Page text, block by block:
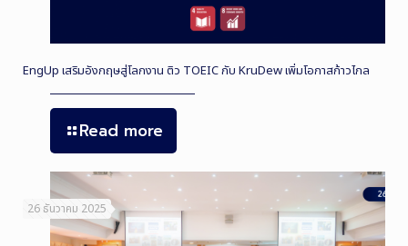
EngUp เสริมอังกฤษสู่โลกงาน ติว TOEIC กับ KruDew เพิ่มโอกาสก้าวไกล
Read more
26 ธันวาคม 2025